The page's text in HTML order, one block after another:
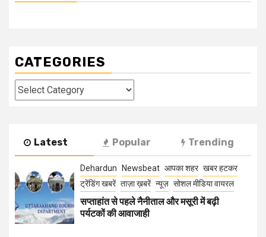
CATEGORIES
Categories
Latest Popular Trending
Dehardun Newsbeat आपका शहर खबर हटकर
ट्रेंडिंग खबरें ताज़ा ख़बरें न्यूज़ सोशल मीडिया वायरल
सप्ताहांत से पहले नैनीताल और मसूरी में बढ़ी
पर्यटकों की आवाजाही